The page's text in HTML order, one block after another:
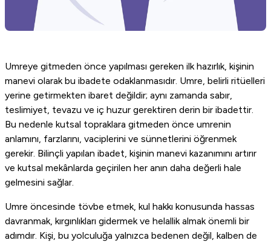
Umreye gitmeden önce yapılması gereken ilk hazırlık, kişinin
manevi olarak bu ibadete odaklanmasıdır. Umre, belirli ritüelleri
yerine getirmekten ibaret değildir; aynı zamanda sabır,
teslimiyet, tevazu ve iç huzur gerektiren derin bir ibadettir.
Bu nedenle kutsal topraklara gitmeden önce umrenin
anlamını, farzlarını, vaciplerini ve sünnetlerini öğrenmek
gerekir. Bilinçli yapılan ibadet, kişinin manevi kazanımını artırır
ve kutsal mekânlarda geçirilen her anın daha değerli hale
gelmesini sağlar.
Umre öncesinde tövbe etmek, kul hakkı konusunda hassas
davranmak, kırgınlıkları gidermek ve helallik almak önemli bir
adımdır. Kişi, bu yolculuğa yalnızca bedenen değil, kalben de